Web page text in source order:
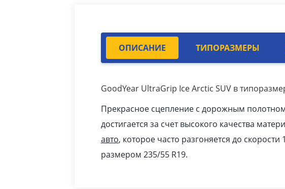
ОПИСАНИЕ ТИПОРАЗМЕРЫ
GoodYear UltraGrip Ice Arctic SUV в
Прекрасное сцепление с дорожным
достигается за счет высокого качества
авто, которое часто разгоняется до скорости
размером 235/55 R19.